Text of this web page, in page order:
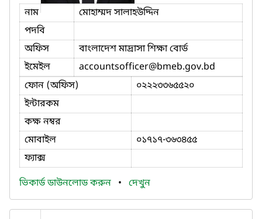
নাম
মোহাম্মদ সালাহউদ্দিন
পদবি
অফিস
বাংলাদেশ মাদ্রাসা শিক্ষা বোর্ড
ইমেইল
accountsofficer@bmeb.gov.bd
ফোন (অফিস)
০২২২৩৩৬৫৫২০
ইন্টারকম
কক্ষ নম্বর
মোবাইল
০১৭১৭-৩৬৩৪৫৫
ফ্যাক্স
ভিকার্ড ডাউনলোড করুন • দেখুন